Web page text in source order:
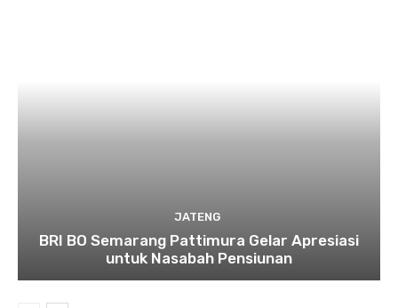
JATENG
BRI BO Semarang Pattimura Gelar Apresiasi
untuk Nasabah Pensiunan